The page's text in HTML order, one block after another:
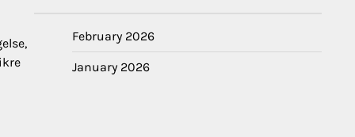
February 2026
January 2026